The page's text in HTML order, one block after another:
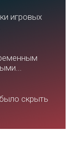
игровых
скрыть